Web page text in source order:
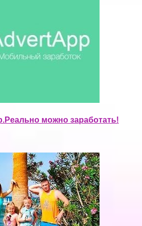
можно заработать!